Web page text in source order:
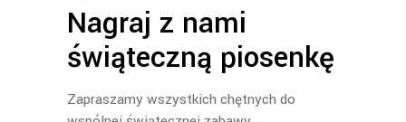
Nagraj z nami
świąteczną piosenkę
Zapraszamy wszystkich chętnych do